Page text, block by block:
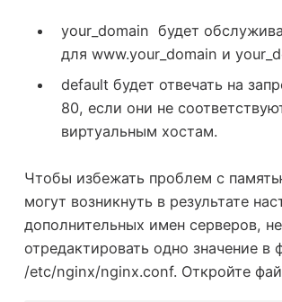
your_domain будет
для www.your_domain и
default будет отвечать на
80, если они не
виртуальным хостам.
Чтобы избежать проблем с
могут возникнуть в результате
дополнительных имен серверов,
отредактировать одно значение в
/etc/nginx/nginx.conf. Откройте